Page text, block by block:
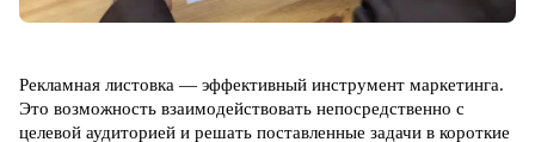
Рекламная листовка — эффективный инструмент маркетинга.
Это возможность взаимодействовать непосредственно с
целевой аудиторией и решать поставленные задачи в короткие